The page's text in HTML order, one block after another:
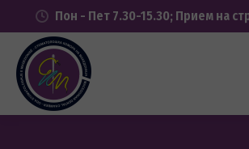
Пон - Пет 7.30-15.30; Прием на